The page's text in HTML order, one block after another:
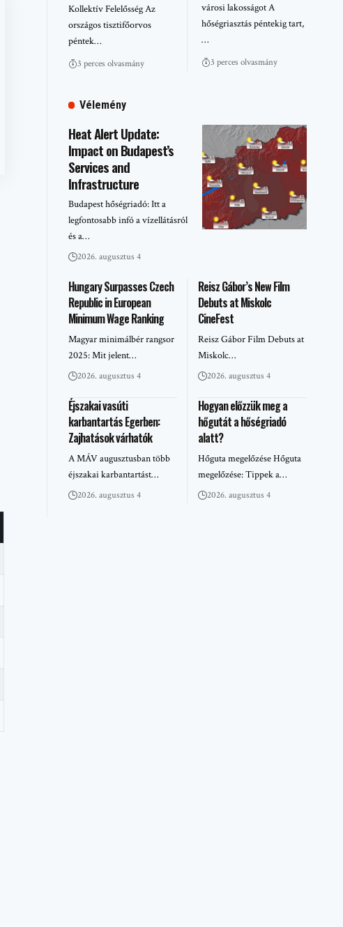
Kollektív Felelősség Az
országos tisztifőorvos
péntek…
3 perces olvasmány
városi lakosságot A
hőségriasztás péntekig tart,
…
3 perces olvasmány
Vélemény
Heat Alert Update:
Impact on Budapest’s
Services and
Infrastructure
Budapest hőségriadó: Itt a
legfontosabb infó a vízellátásról
és a…
2026. augusztus 4
Hungary Surpasses Czech
Republic in European
Minimum Wage Ranking
Magyar minimálbér rangsor
2025: Mit jelent…
2026. augusztus 4
Reisz Gábor’s New Film
Debuts at Miskolc
CineFest
Reisz Gábor Film Debuts at
Miskolc…
2026. augusztus 4
Éjszakai vasúti
karbantartás Egerben:
Zajhatások várhatók
A MÁV augusztusban több
éjszakai karbantartást…
2026. augusztus 4
Hogyan előzzük meg a
hőgutát a hőségriadó
alatt?
Hőguta megelőzése Hőguta
megelőzése: Tippek a…
2026. augusztus 4